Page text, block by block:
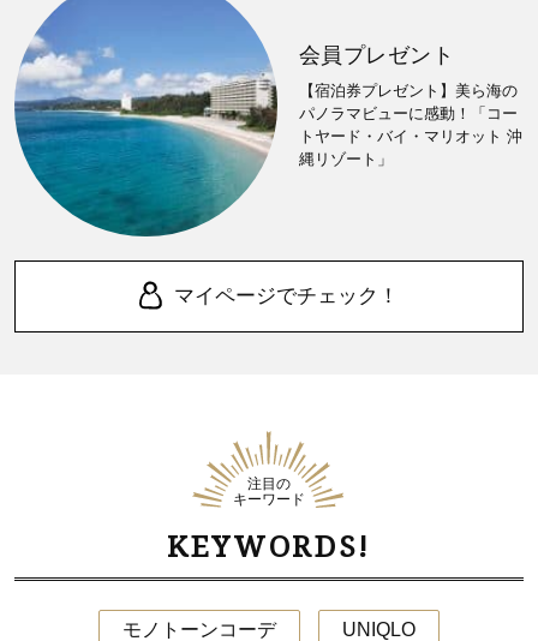
会員プレゼント
【宿泊券プレゼント】美ら海の
パノラマビューに感動！「コー
トヤード・バイ・マリオット 沖
縄リゾート」
マイページでチェック！
注目の
キーワード
KEYWORDS!
モノトーンコーデ UNIQLO